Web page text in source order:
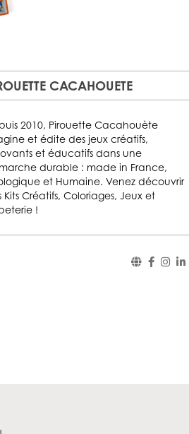
CACAHOUETE
2010, Pirouette Cacahouète
et édite des jeux créatifs,
et éducatifs dans une
durable : made in France,
et Humaine. Venez découvrir
Kits Créatifs, Coloriages, Jeux et
!